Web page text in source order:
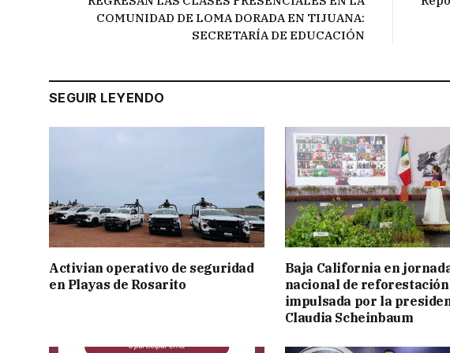
COMUNIDAD DE LOMA DORADA EN TIJUANA:
SECRETARÍA DE EDUCACIÓN
SEGUIR LEYENDO
Activian operativo de seguridad
en Playas de Rosarito
Baja California en
nacional de
impulsada por la
Claudia Scheinbaum